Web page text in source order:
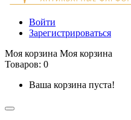
Войти
Зарегистрироваться
Моя корзина Моя корзина
Товаров: 0
Ваша корзина пуста!